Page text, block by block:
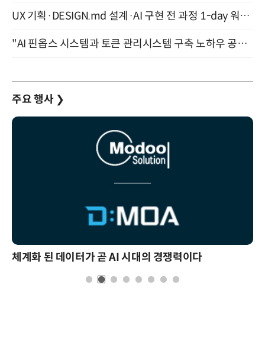
UX 기획·DESIGN.md 설계·AI 구현 전 과정 1-day 워크숍 with Claude Code·Codex 9월 15일 개최
"AI 핀옵스 시스템과 토큰 관리시스템 구축 노하우 공개" 잠실 한국광고문화회관 2층 대회의실 (8/21)
주요 행사 ❯
체계화 된 데이터가 곧 AI 시대의 경쟁력이다